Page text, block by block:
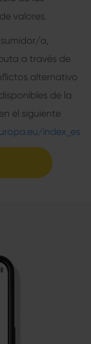
valores.
a,
a través de
alternativo
de la
el siguiente
index_es